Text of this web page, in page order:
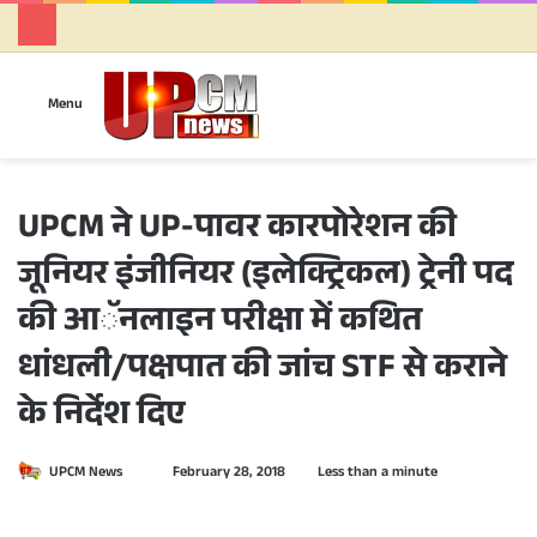
Menu
UPCM ने UP-पावर कारपोरेशन की
जूनियर इंजीनियर (इलेक्ट्रिकल) ट्रेनी पद
की आॅनलाइन परीक्षा में कथित
धांधली/पक्षपात की जांच STF से कराने
के निर्देश दिए
UPCM News February 28, 2018 Less than a minute